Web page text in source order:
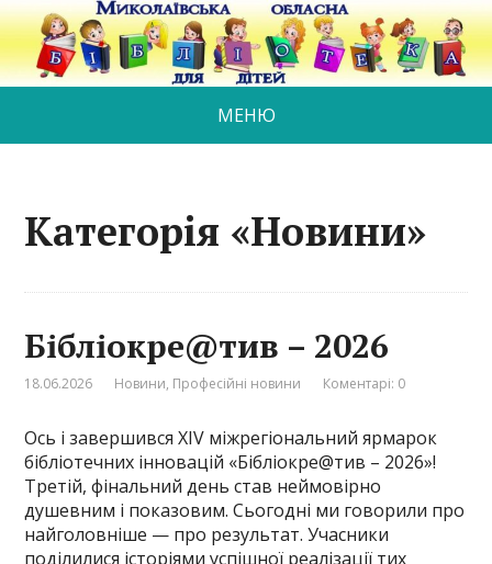
МЕНЮ
Категорія «Новини»
Бібліокре@тив – 2026
18.06.2026 Новини, Професійні новини Коментарі: 0
Ось і завершився XIV міжрегіональний ярмарок
бібліотечних інновацій «Бібліокре@тив – 2026»!
Третій, фінальний день став неймовірно
душевним і показовим. ​Сьогодні ми говорили про
найголовніше — про результат. Учасники
поділилися історіями успішної реалізації тих